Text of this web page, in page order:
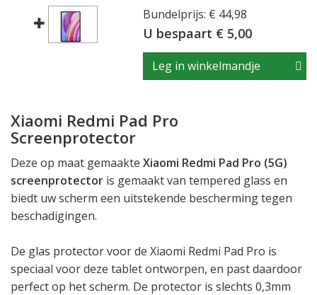
Bundelprijs: € 44,98
U bespaart € 5,00
Leg in winkelmandje
Xiaomi Redmi Pad Pro
Screenprotector
Deze op maat gemaakte Xiaomi Redmi Pad Pro (5G)
screenprotector is gemaakt van tempered glass en
biedt uw scherm een uitstekende bescherming tegen
beschadigingen.
De glas protector voor de Xiaomi Redmi Pad Pro is
speciaal voor deze tablet ontworpen, en past daardoor
perfect op het scherm. De protector is slechts 0,3mm